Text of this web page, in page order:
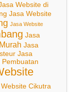
Website di
Jasa Website
Jasa Website
Jasa
Jasa
Jasa
Pembuatan
Website Cikutra